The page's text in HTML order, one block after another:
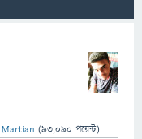
Martian (93,090 পয়েন্ট)